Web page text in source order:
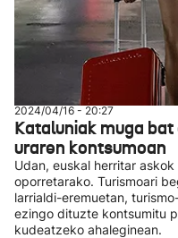
2024/04/16 - 20:27
Kataluniak muga
uraren kontsumoan
Udan, euskal herritar
oporretarako. Turismoari
larrialdi-eremuetan,
ezingo dituzte kontsumitu
kudeatzeko ahaleginean.